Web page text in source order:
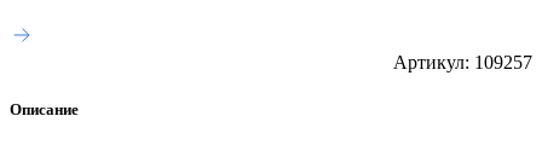
Артикул: 109257
Описание